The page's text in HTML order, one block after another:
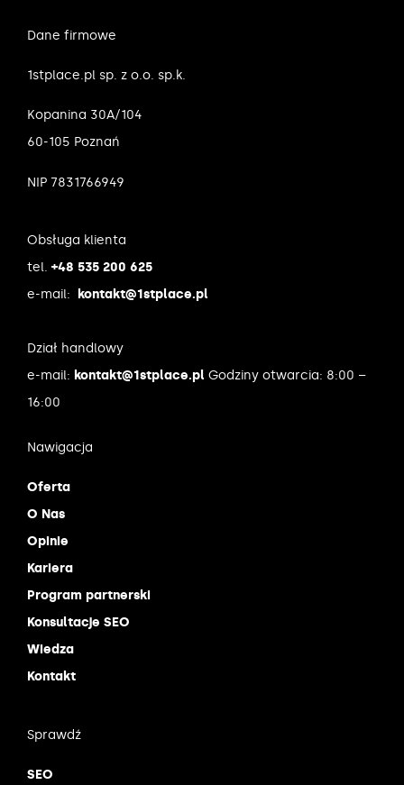
Dane firmowe
1stplace.pl sp. z o.o. sp.k.
Kopanina 30A/104
60-105 Poznań
NIP 7831766949
Obsługa klienta
tel. +48 535 200 625
e-mail:
kontakt@1stplace.pl
Dział handlowy
e-mail: kontakt@1stplace.pl Godziny otwarcia: 8:00 –
16:00
Nawigacja
Oferta
O Nas
Opinie
Kariera
Program partnerski
Konsultacje SEO
Wiedza
Kontakt
Sprawdź
SEO